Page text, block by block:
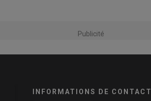
Publicité
INFORMATIONS DE CONTACT